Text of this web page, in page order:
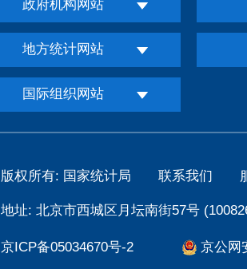
政府机构网站
地方统计网站
国际组织网站
版权所有: 国家统计局 联系我们
地址: 北京市西城区月坛南街57号
京ICP备05034670号-2 京公网